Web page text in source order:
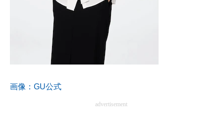
経営リーダーのコミュニティ
マーケ×ITの今がよく分かる
ITエンジニア向け専門サイト
IT製品の技術・比較・事例
画像：GU公式
advertisement